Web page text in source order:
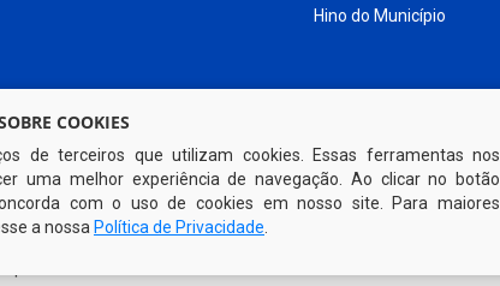
Hino do Município
Todos os direitos reservados
COOKIES
de terceiros que utilizam cookies. Essas ferramentas nos
uma melhor experiência de navegação. Ao clicar no botão
com o uso de cookies em nosso site. Para maiores
a nossa Política de Privacidade